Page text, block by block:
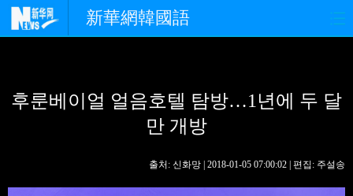
新華網韓國語
경제 사회 포토
핫 TV
후룬베이얼 얼음호텔 탐방…1년에 두 달
만 개방
출처: 신화망 | 2018-01-05 07:00:02 | 편집: 주설송